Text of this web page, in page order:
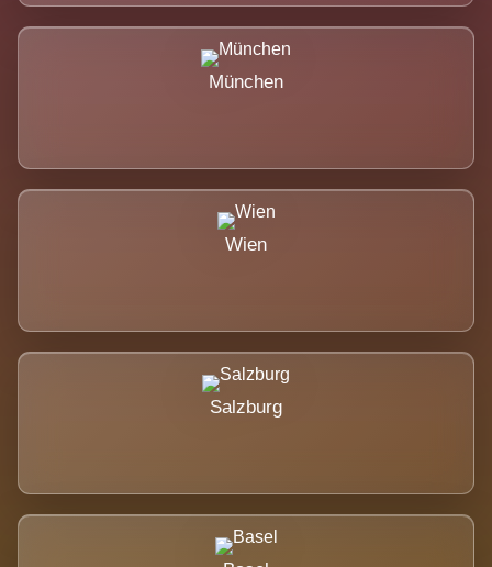
München
Wien
Salzburg